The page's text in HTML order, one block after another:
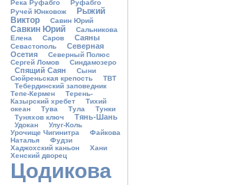
Река Руфабго
Руфабго
Ручей Юнковож
Рыжий
Виктор
Савин Юрий
Савкин Юрий
Сальникова
Елена
Саров Саяны
Севастополь
Северная
Осетия
Северный Полюс
Сергей Ломов
Синдамозеро
Спящий Саян
Сыни
Сюйреньская крепость
ТВТ
Тебердинский заповедник
Тепе-Кермен
Терень-
Казырский хребет
Тихий
океан
Тува Тула
Тунки
Туняхов ключ
Тянь-Шань
Удокан
Улуг-Коль
Урочище Чигинитра
Файкова
Наталья
Фудзи
Хаджохский каньон
Хани
Хенский дворец
Цодикова